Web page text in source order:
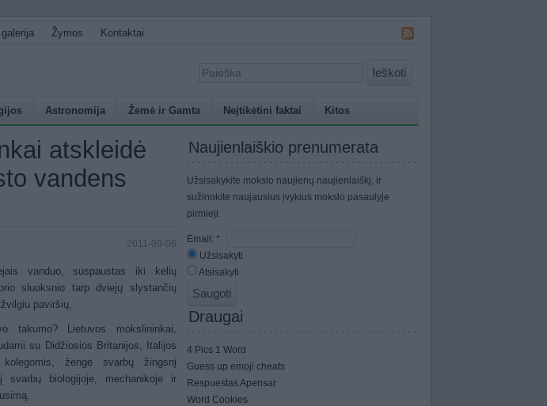
Žymos Kontaktai
Ieškoti
Astronomija Žemė ir Gamta Neįtikėtini faktai Kitos
atskleidė
vandens
2011-09-06
vanduo, suspaustas iki kelių
sluoksnio tarp dviejų slystančių
paviršių,
takumo? Lietuvos mokslininkai,
su Didžiosios Britanijos, Italijos
žengė svarbų žingsnį
svarbų biologijoje, mechanikoje ir
Naujienlaiškio prenumerata
Užsisakykite mokslo naujienų naujienlaiškį, ir
sužinokite naujausius įvykius mokslo pasaulyje
pirmieji.
Email: *
Užsisakyti
Atsisakyti
Draugai
4 Pics 1 Word
Guess up emoji cheats
Respuestas Apensar
Word Cookies